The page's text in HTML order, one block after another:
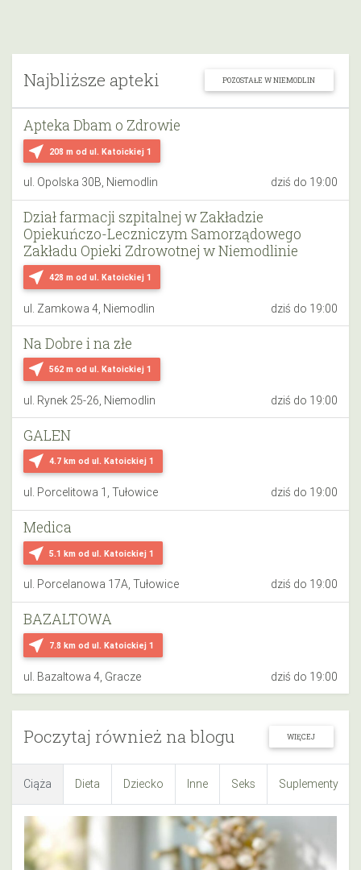
Najbliższe apteki POZOSTAŁE W NIEMODLIN
near_me 208 m od ul. Katoickiej 1
Apteka Dbam o Zdrowie
ul. Opolska 30B, Niemodlin dziś do 19:00
near_me 428 m od ul. Katoickiej 1
Dział farmacji szpitalnej w Zakładzie
Opiekuńczo-Leczniczym Samorządowego
Zakładu Opieki Zdrowotnej w Niemodlinie
ul. Zamkowa 4, Niemodlin dziś do 19:00
near_me 562 m od ul. Katoickiej 1
Na Dobre i na złe
ul. Rynek 25-26, Niemodlin dziś do 19:00
near_me 4.7 km od ul. Katoickiej 1
GALEN
ul. Porcelitowa 1, Tułowice dziś do 19:00
near_me 5.1 km od ul. Katoickiej 1
Medica
ul. Porcelanowa 17A, Tułowice dziś do 19:00
near_me 7.8 km od ul. Katoickiej 1
BAZALTOWA
ul. Bazaltowa 4, Gracze dziś do 19:00
Poczytaj również na blogu WIĘCEJ
Ciąża Dieta Dziecko Inne Seks Suplementy